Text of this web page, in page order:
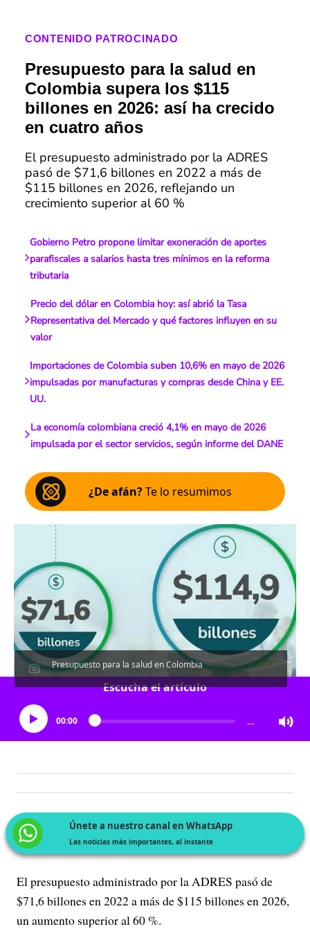
CONTENIDO PATROCINADO
Presupuesto para la salud en
Colombia supera los $115
billones en 2026: así ha crecido
en cuatro años
El presupuesto administrado por la ADRES
pasó de $71,6 billones en 2022 a más de
$115 billones en 2026, reflejando un
crecimiento superior al 60 %
Gobierno Petro propone limitar exoneración de aportes
parafiscales a salarios hasta tres mínimos en la reforma
tributaria
Precio del dólar en Colombia hoy: así abrió la Tasa
Representativa del Mercado y qué factores influyen en su
valor
Importaciones de Colombia suben 10,6% en mayo de 2026
impulsadas por manufacturas y compras desde China y EE.
UU.
La economía colombiana creció 4,1% en mayo de 2026
impulsada por el sector servicios, según informe del DANE
¿De afán?Te lo resumimos
Presupuesto para la salud en Colombia
Escucha el artículo
00:00 …
Únete a nuestro canal en WhatsApp
Las noticias más importantes, al instante
El presupuesto administrado por la ADRES pasó de
$71,6 billones en 2022 a más de $115 billones en 2026,
un aumento superior al 60 %.